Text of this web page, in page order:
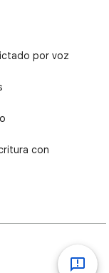
por voz
con